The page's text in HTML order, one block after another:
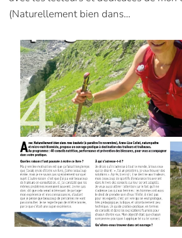
(Naturellement bien dans…